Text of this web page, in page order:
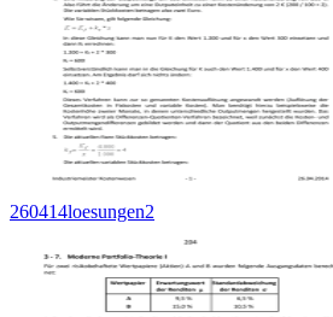
260414loesungen2